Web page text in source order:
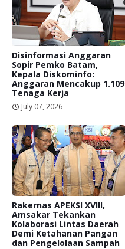
Disinformasi Anggaran
Sopir Pemko Batam,
Kepala Diskominfo:
Anggaran Mencakup 1.109
Tenaga Kerja
July 07, 2026
Rakernas APEKSI XVIII,
Amsakar Tekankan
Kolaborasi Lintas Daerah
Demi Ketahanan Pangan
dan Pengelolaan Sampah